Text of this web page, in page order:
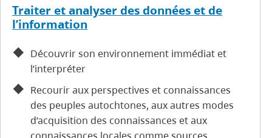
Traiter et analyser des données et de
l’information
Découvrir son environnement immédiat et
l’interpréter
Recourir aux perspectives et connaissances
des peuples autochtones, aux autres modes
d’acquisition des connaissances et aux